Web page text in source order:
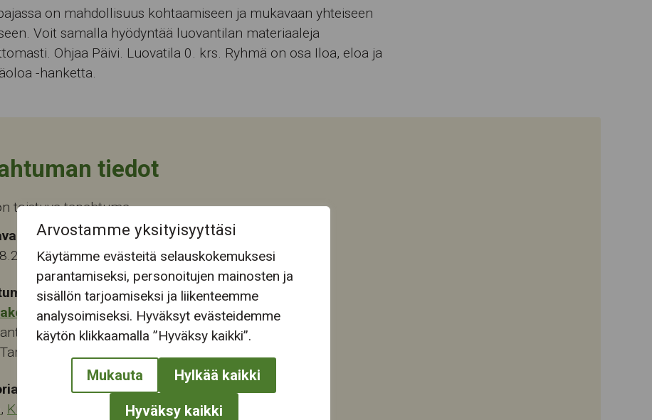
Arvostamme yksityisyyttäsi
Käytämme evästeitä selauskokemuksesi
parantamiseksi, personoitujen mainosten ja
sisällön tarjoamiseksi ja liikenteemme
analysoimiseksi. Hyväksyt evästeidemme
käytön klikkaamalla ”Hyväksy kaikki”.
Mukauta Hylkää kaikki
Hyväksy kaikki
on mahdollisuus kohtaamiseen ja mukavaan yhteiseen
Voit samalla hyödyntää luovantilan materiaaleja
Ohjaa Päivi. Luovatila 0. krs. Ryhmä on osa Iloa, eloa ja
-hanketta.
tiedot
toistuva tapahtuma.
tapahtuma-aika
10:00
46
Tampere
, Kulttuuri Rentoutuminen,Taide,Yhteisötaide